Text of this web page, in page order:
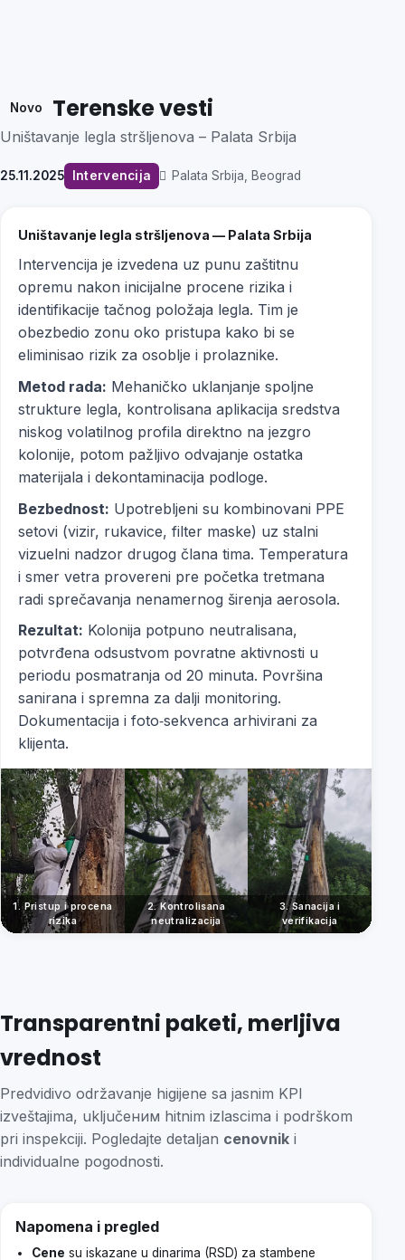
Novo Terenske vesti
Uništavanje legla stršljenova – Palata Srbija
25.11.2025 Intervencija Palata Srbija, Beograd
Uništavanje legla stršljenova — Palata Srbija
Intervencija je izvedena uz punu zaštitnu
opremu nakon inicijalne procene rizika i
identifikacije tačnog položaja legla. Tim je
obezbedio zonu oko pristupa kako bi se
eliminisao rizik za osoblje i prolaznike.
Metod rada: Mehaničko uklanjanje spoljne
strukture legla, kontrolisana aplikacija sredstva
niskog volatilnog profila direktno na jezgro
kolonije, potom pažljivo odvajanje ostatka
materijala i dekontaminacija podloge.
Bezbednost: Upotrebljeni su kombinovani PPE
setovi (vizir, rukavice, filter maske) uz stalni
vizuelni nadzor drugog člana tima. Temperatura
i smer vetra provereni pre početka tretmana
radi sprečavanja nenamernog širenja aerosola.
Rezultat: Kolonija potpuno neutralisana,
potvrđena odsustvom povratne aktivnosti u
periodu posmatranja od 20 minuta. Površina
sanirana i spremna za dalji monitoring.
Dokumentacija i foto‑sekvenca arhivirani za
klijenta.
1. Pristup i procena
rizika
2. Kontrolisana
neutralizacija
3. Sanacija i
verifikacija
Transparentni paketi, merljiva
vrednost
Predvidivo održavanje higijene sa jasnim KPI
izveštajima, uključеним hitnim izlascima i podrškom
pri inspekciji. Pogledajte detaljan cenovnik i
individualne pogodnosti.
Napomena i pregled
Cene su iskazane u dinarima (RSD) za stambene